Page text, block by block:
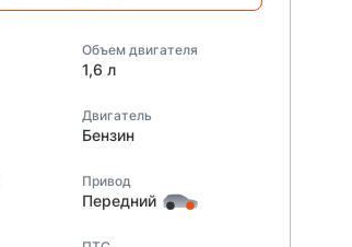
Объем двигателя
1,6 л
Двигатель
Бензин
Привод
Передний